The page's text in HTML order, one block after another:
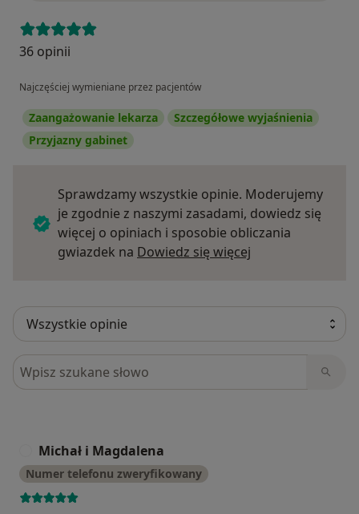
36 opinii
Najczęściej wymieniane przez pacjentów
Zaangażowanie lekarza
Szczegółowe wyjaśnienia
Przyjazny gabinet
Sprawdzamy wszystkie opinie. Moderujemy
je zgodnie z naszymi zasadami, dowiedz się
więcej o opiniach i sposobie obliczania
gwiazdek na Dowiedz się więcej
Szukaj w opiniach
Michał i Magdalena
Numer telefonu zweryfikowany